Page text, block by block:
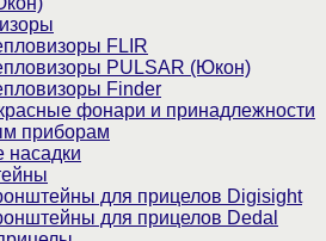
FLIR
PULSAR (Юкон)
Finder
фонари и принадлежности
приборам
насадки
для прицелов Digisight
для прицелов Dedal